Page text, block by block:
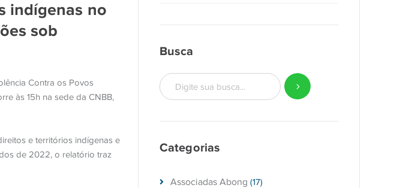
indígenas no
sob
Contra os Povos
às 15h na sede da CNBB,
e territórios indígenas e
de 2022, o relatório traz
Busca
Categorias
Associadas Abong (17)